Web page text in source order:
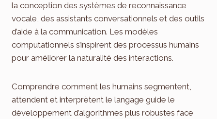
la conception des systèmes de reconnaissance
vocale, des assistants conversationnels et des outils
d’aide à la communication. Les modèles
computationnels s’inspirent des processus humains
pour améliorer la naturalité des interactions.
Comprendre comment les humains segmentent,
attendent et interprètent le langage guide le
développement d’algorithmes plus robustes face